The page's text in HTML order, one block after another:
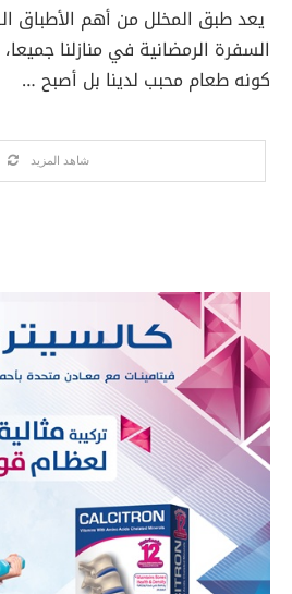
يعد طبق المخلل من أهم الأطباق
السفرة الرمضانية في منازلنا
كونه طعام محبب لدينا بل أصبح …
شاهد المزيد